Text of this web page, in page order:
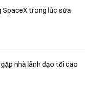
SpaceX trong lúc sửa
nhà lãnh đạo tối cao